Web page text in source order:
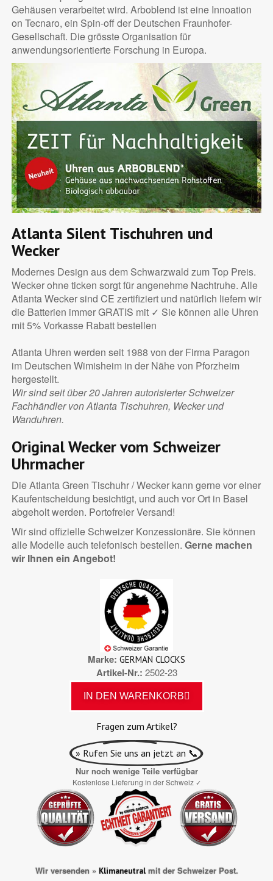
Gehäusen verarbeitet wird. Arboblend ist eine Innoation
on Tecnaro, ein Spin-off der Deutschen Fraunhofer-
Gesellschaft. Die grösste Organisation für
anwendungsorientierte Forschung in Europa.
Atlanta Silent Tischuhren und
Wecker
Modernes Design aus dem Schwarzwald zum Top Preis.
Wecker ohne ticken sorgt für angenehme Nachtruhe. Alle
Atlanta Wecker sind CE zertifiziert und natürlich liefern wir
die Batterien immer GRATIS mit ✓ Sie können alle Uhren
mit 5% Vorkasse Rabatt bestellen
Atlanta Uhren werden seit 1988 von der Firma Paragon
im Deutschen Wimisheim in der Nähe von Pforzheim
hergestellt.
Wir sind seit über 20 Jahren autorisierter Schweizer
Fachhändler von Atlanta Tischuhren, Wecker und
Wanduhren.
Original Wecker vom Schweizer
Uhrmacher
Die Atlanta Green Tischuhr / Wecker kann gerne vor einer
Kaufentscheidung besichtigt, und auch vor Ort in Basel
abgeholt werden. Portofreier Versand!
Wir sind offizielle Schweizer Konzessionäre. Sie können
alle Modelle auch telefonisch bestellen. Gerne machen
wir Ihnen ein Angebot!
Marke GERMAN CLOCKS
Artikel-Nr. 2502-23
IN DEN WARENKORB
Fragen zum Artikel?
» Rufen Sie uns an jetzt an 📞
Nur noch wenige Teile verfügbar
Kostenlose Lieferung in der Schweiz ✓
Wir versenden » Klimaneutralmit der Schweizer Post.